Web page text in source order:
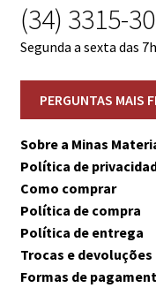
(34) 3315-
Segunda a sexta das
Sobre a Minas
Política de
Como comprar
Política de compra
Política de entrega
Trocas e devoluções
Formas de